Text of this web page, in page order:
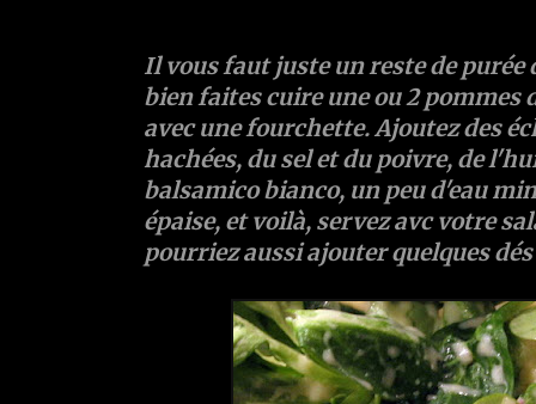
Il vous faut juste un reste depurée
bien faites cuire une ou 2pommes
avec une fourchette. Ajoutez des
hachées, duselet du poivre, de
balsamico bianco, un peu d'eau
épaise, et voilà, servez avc votre
pourriez aussi ajouter quelques dés